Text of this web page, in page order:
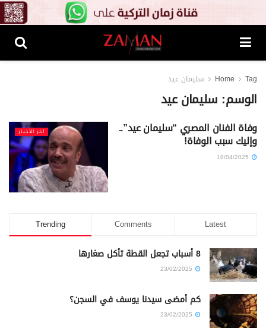
Home Tag سليمان عيد
الوسم: سليمان عيد
آخر الأخبار وفاة الفنان المصري “سليمان عيد”..
وإليك سبب الوفاة!
Trending Comments Latest
8 أسباب تجعل القطة تأكل صغارها
كم أمضى سيدنا يوسف في السجن؟